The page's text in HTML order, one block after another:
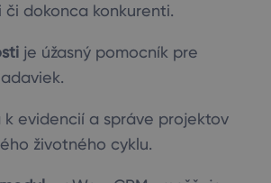
dokonca konkurenti.
je úžasný pomocník pre
k evidencií a správe projektov
životného cyklu.